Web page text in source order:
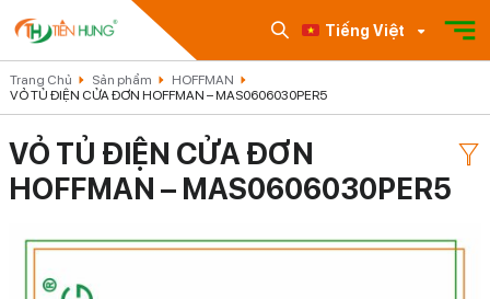
Tiếng Việt
Trang Chủ Sản phẩm
HOFFMAN
VỎ TỦ ĐIỆN CỬA ĐƠN HOFFMAN – MAS0606030PER5
VỎ TỦ ĐIỆN CỬA ĐƠN
HOFFMAN – MAS0606030PER5